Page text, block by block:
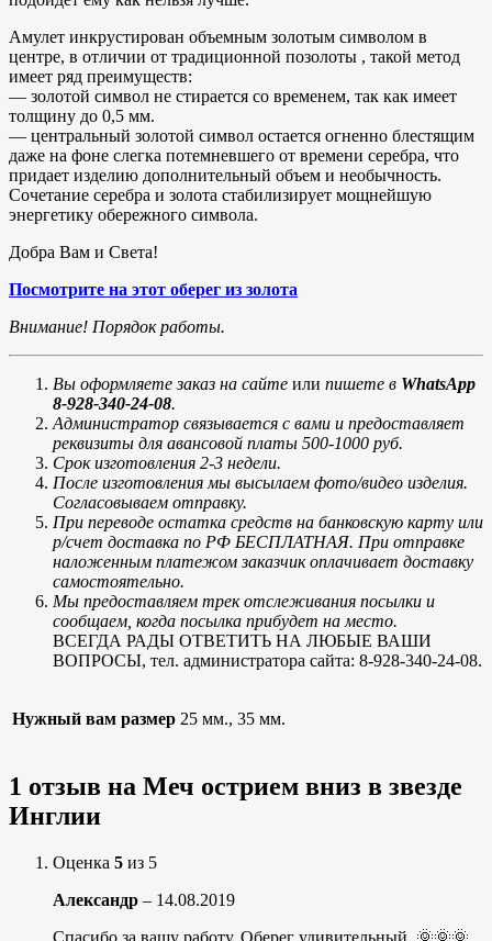
Амулет инкрустирован объемным золотым символом в
центре, в отличии от традиционной позолоты , такой метод
имеет ряд преимуществ:
— золотой символ не стирается со временем, так как имеет
толщину до 0,5 мм.
— центральный золотой символ остается огненно блестящим
даже на фоне слегка потемневшего от времени серебра, что
придает изделию дополнительный объем и необычность.
Сочетание серебра и золота стабилизирует мощнейшую
энергетику обережного символа.
Добра Вам и Света!
Посмотрите на этот оберег из золота
Внимание! Порядок работы.
Вы оформляете заказ на сайте или пишете в WhatsApp
8-928-340-24-08.
Администратор связывается с вами и предоставляет
реквизиты для авансовой платы 500-1000 руб.
Срок изготовления 2-3 недели.
После изготовления мы высылаем фото/видео изделия.
Согласовываем отправку.
При переводе остатка средств на банковскую карту или
р/счет доставка по РФ БЕСПЛАТНАЯ. При отправке
наложенным платежом заказчик оплачивает доставку
самостоятельно.
Мы предоставляем трек отслеживания посылки и
сообщаем, когда посылка прибудет на место.
ВСЕГДА РАДЫ ОТВЕТИТЬ НА ЛЮБЫЕ ВАШИ
ВОПРОСЫ, тел. администратора сайта: 8-928-340-24-08.
Нужный вам размер 25 мм., 35 мм.
1 отзыв на Меч острием вниз в звезде
Инглии
Оценка 5 из 5
Александр – 14.08.2019
Спасибо за вашу работу. Оберег удивительный. 🌞🌞🌞